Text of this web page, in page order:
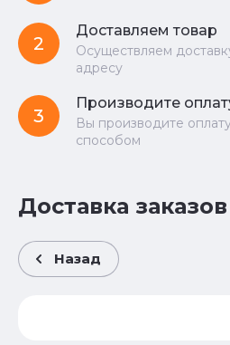
2
Доставляем товар
Осуществляем
адресу
3
Производите
Вы производите
способом
Доставка заказов
Назад